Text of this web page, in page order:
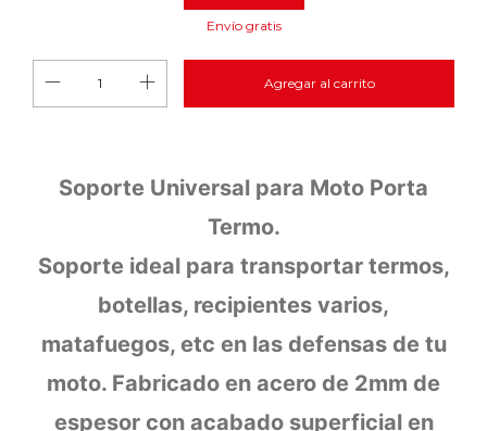
Envío gratis
Soporte Universal para Moto Porta
Termo.
Soporte ideal para transportar termos,
botellas, recipientes varios,
matafuegos, etc en las defensas de tu
moto. Fabricado en acero de 2mm de
espesor con acabado superficial en